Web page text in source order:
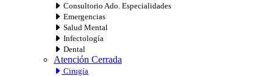
Consultorio Ado. Especialidades
Emergencias
Salud Mental
Infectología
Dental
Atención Cerrada
Cirugía